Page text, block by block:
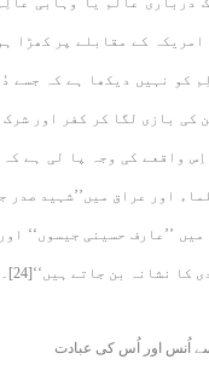
امریکہ کے مقابلے پر کھڑا
کو نہیں دیکھا ہے کہ جسے
کی بازی لگا کر کفر اور
واقعے کی وجہ پا لی ہے کہ
اور عراق میں’’شہید صدر
میں ’’عارف حسینی جیسوں‘‘
کا نشانہ بن جاتے ہیں‘‘[24]۔